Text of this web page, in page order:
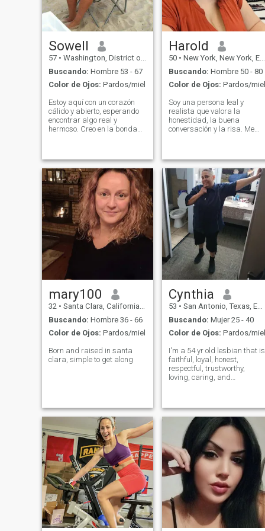
Sowell
57 • Washington, District of Columbia, Estados Unidos
Buscando: Hombre 53 - 67
Color de Ojos: Pardos/miel
Estoy aquí con un corazón
cálido y abierto, esperando
encontrar algo real y
hermoso. Creo en la bondad,
mujer que valora la profunda
conexión emocional, el
romance y el interés genuino
el uno en el otro. En mi
mundo, hay espacio para el
amor, la risa, la ternura y la
pasión. No estoy aquí para
jugar. Estoy aquí para
construir algo significativo
con un hombre que ve el
mundo a través de un
corazón cálido y ojos
honestos.
Harold
50 • New York, New York, Estados Unidos
Buscando: Hombre 50 - 80
Color de Ojos: Pardos/miel
Soy una persona leal y
realista que valora la
honestidad, la buena
conversación y la risa. Me
pequeños momentos de la
vida. Buscando a alguien
que sea amable, consistente
y listo para algo
significativo.
mary100
32 • Santa Clara, California, Estados Unidos
Buscando: Hombre 36 - 66
Color de Ojos: Pardos/miel
Born and raised in santa
clara, simple to get along
Cynthia
53 • San Antonio, Texas, Estados Unidos
Buscando: Mujer 25 - 40
Color de Ojos: Pardos/miel
I'm a 54 yr old lesbian that is
faithful, loyal, honest,
respectful, trustworthy,
loving, caring, and
theater to go and see a good
movie, and stay home and
stream